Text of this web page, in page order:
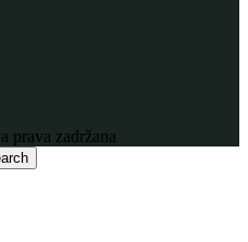
prava zadržana